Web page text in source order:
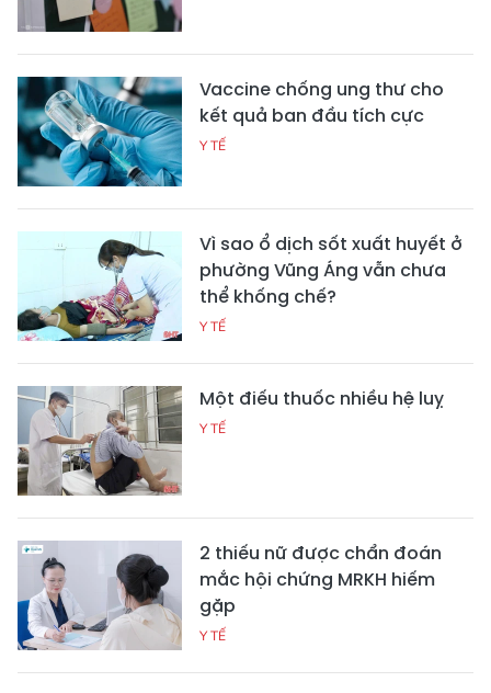
Vaccine chống ung thư cho
kết quả ban đầu tích cực
Y TẾ
Vì sao ổ dịch sốt xuất huyết ở
phường Vũng Áng vẫn chưa
thể khống chế?
Y TẾ
Một điếu thuốc nhiều hệ luỵ
Y TẾ
2 thiếu nữ được chẩn đoán
mắc hội chứng MRKH hiếm
gặp
Y TẾ